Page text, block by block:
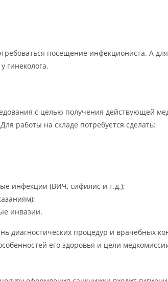
посещение инфекциониста. А
гинеколога.
с целью получения действующей
работы на складе потребуется сделать:
инфекции (ВИЧ, сифилис и т.д.);
инвазии.
диагностических процедур и врачебных
его здоровья и цели